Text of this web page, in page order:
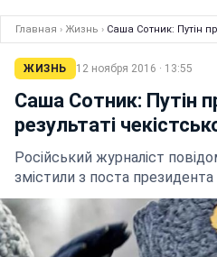
Главная › Жизнь › Саша Сотник: Путін
ЖИЗНЬ 12 ноября 2016 · 13:55
Саша Сотник: Путін
результаті
Російський журналіст
змістили з поста президента